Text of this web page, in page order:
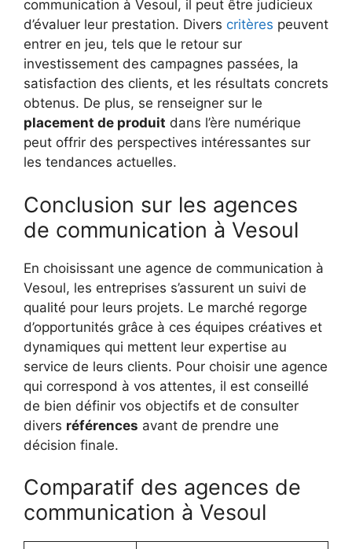
communication à Vesoul, il peut être judicieux
d’évaluer leur prestation. Divers critères peuvent
entrer en jeu, tels que le retour sur
investissement des campagnes passées, la
satisfaction des clients, et les résultats concrets
obtenus. De plus, se renseigner sur le
placement de produit dans l’ère numérique
peut offrir des perspectives intéressantes sur
les tendances actuelles.
Conclusion sur les agences
de communication à Vesoul
En choisissant une agence de communication à
Vesoul, les entreprises s’assurent un suivi de
qualité pour leurs projets. Le marché regorge
d’opportunités grâce à ces équipes créatives et
dynamiques qui mettent leur expertise au
service de leurs clients. Pour choisir une agence
qui correspond à vos attentes, il est conseillé
de bien définir vos objectifs et de consulter
divers références avant de prendre une
décision finale.
Comparatif des agences de
communication à Vesoul